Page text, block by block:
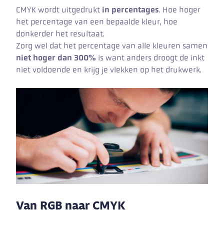
CMYK wordt uitgedrukt in percentages. Hoe hoger
het percentage van een bepaalde kleur, hoe
donkerder het resultaat.
Zorg wel dat het percentage van alle kleuren samen
niet hoger dan 300% is want anders droogt de inkt
niet voldoende en krijg je vlekken op het drukwerk.
Van RGB naar CMYK